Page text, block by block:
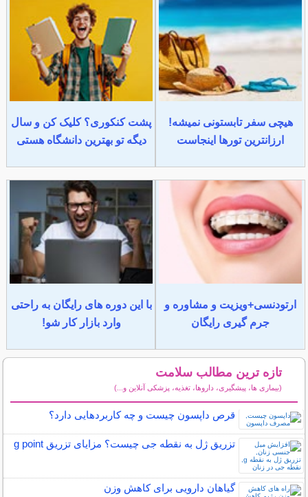
هیچی سفر تابستونی نمیشه!
ارزانترین تورها اینجاست
پشت کنکوری؟ کلیک کن و سال
دیگه تو بهترین دانشگاه هستی
ارتودنسی+ویزیت و مشاوره و
جرم گیری رایگان
با این دوره های رایگان به راحتی
وارد بازار کار شو!
تازه ترین مطالب سلامت
(بیماری ها، پیشگیری، داروها، تغذیه، پزشکی آنلاین و...)
قرص داپسون چیست و چه کاربردهایی دارد؟
تزریق ژل به نقطه جی چیست؟ مزایای تزریق g point
گیاهان دارویی برای کاهش وزن